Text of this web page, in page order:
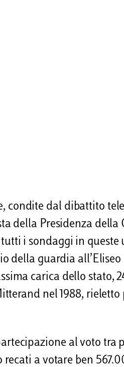
condite dal dibattito
della Presidenza
i sondaggi in queste
della guardia
carica dello stato,
nel 1988, rieletto
al voto tra
a votare ben